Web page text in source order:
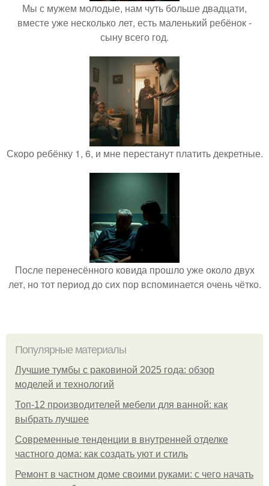
Мы с мужем молодые, нам чуть больше двадцати,
вместе уже несколько лет, есть маленький ребёнок -
сыну всего год.
Скоро ребёнку 1, 6, и мне перестанут платить декретные.
После перенесённого ковида прошло уже около двух
лет, но тот период до сих пор вспоминается очень чётко.
Популярные материалы
Лучшие тумбы с раковиной 2025 года: обзор
моделей и технологий
Топ-12 производителей мебели для ванной: как
выбрать лучшее
Современные тенденции в внутренней отделке
частного дома: как создать уют и стиль
Ремонт в частном доме своими руками: с чего начать